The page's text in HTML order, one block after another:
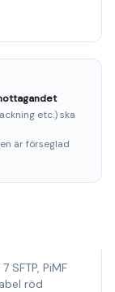
etc.) ska
är förseglad
SFTP, PiMF
röd